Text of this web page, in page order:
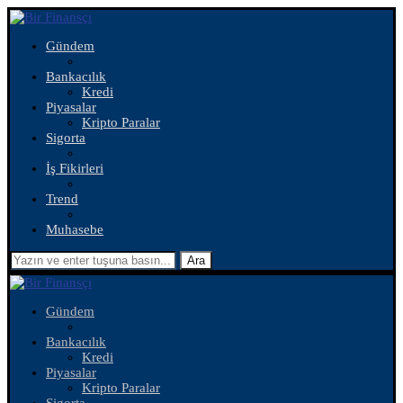
Gündem
Bankacılık
Kredi
Piyasalar
Kripto Paralar
Sigorta
İş Fikirleri
Trend
Muhasebe
Ara
Gündem
Bankacılık
Kredi
Piyasalar
Kripto Paralar